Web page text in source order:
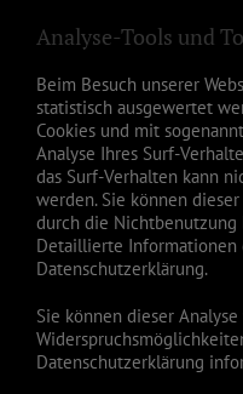
Analyse-Tools und
Beim Besuch unserer
statistisch ausgewertet
Cookies und mit
Analyse Ihres Surf-
das Surf-Verhalten kann
werden. Sie können
durch die Nichtbenutzung
Detaillierte Informationen
Datenschutzerklärung.
Sie können dieser
Datenschutzerklärung